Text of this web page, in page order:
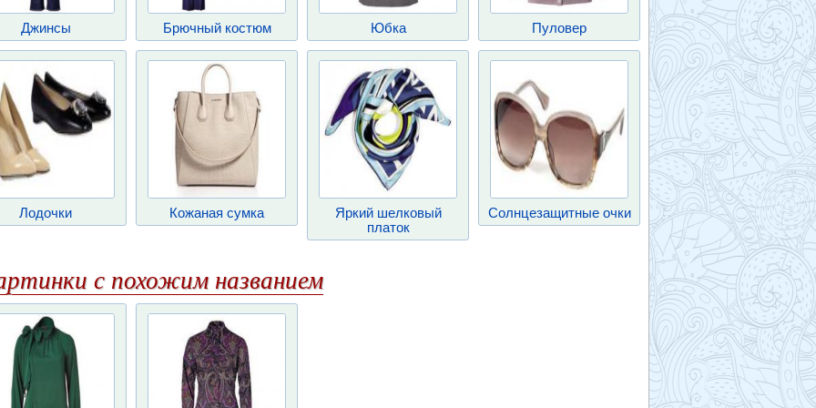
Джинсы Брючный костюм Юбка Пуловер
Лодочки Кожаная сумка
Яркий шелковый
платок
Солнцезащитные очки
с похожим названием